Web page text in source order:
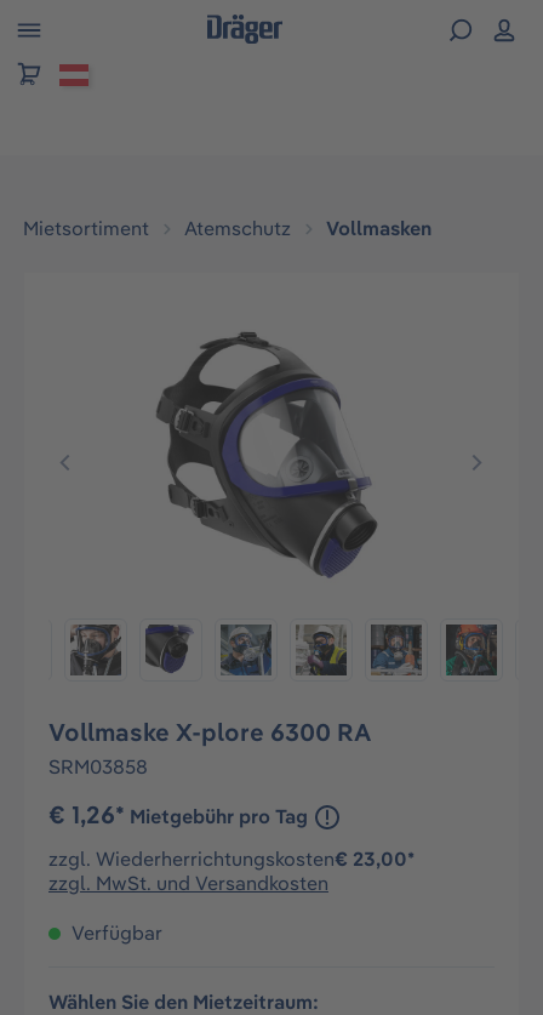
springen
Mietsortiment Atemschutz Vollmasken
Bildergalerie überspringen
Vollmaske X-plore 6300 RA
SRM03858
Mietgebühr pro Tag
€ 1,26*
zzgl. Wiederherrichtungskosten€ 23,00*
zzgl. MwSt. und Versandkosten
Verfügbar
Wählen Sie den Mietzeitraum: